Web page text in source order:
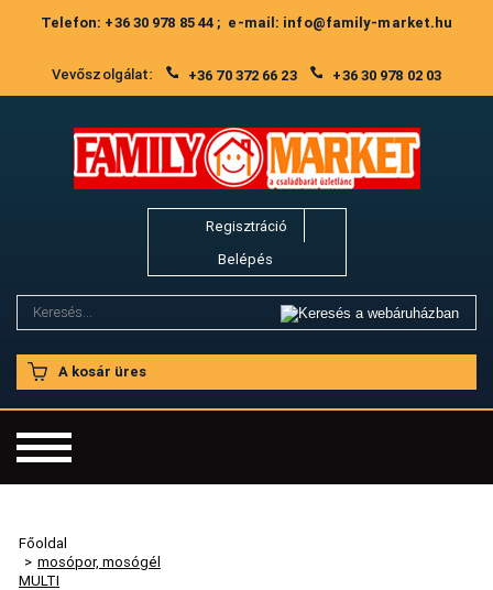
Telefon: +36 30 978 85 44 ; e-mail: info@family-market.hu
Vevőszolgálat: +36 70 372 66 23 +36 30 978 02 03
Regisztráció
Belépés
A kosár üres
Főoldal
> mosópor, mosógél
MULTI